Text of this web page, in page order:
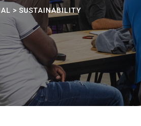
> SUSTAINABILITY